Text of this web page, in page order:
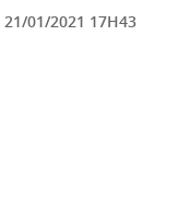
21/01/2021 17H43